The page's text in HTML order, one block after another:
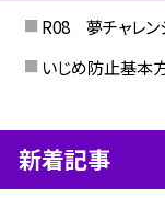
R08 夢チャレ
いじめ防止基本
新着記事